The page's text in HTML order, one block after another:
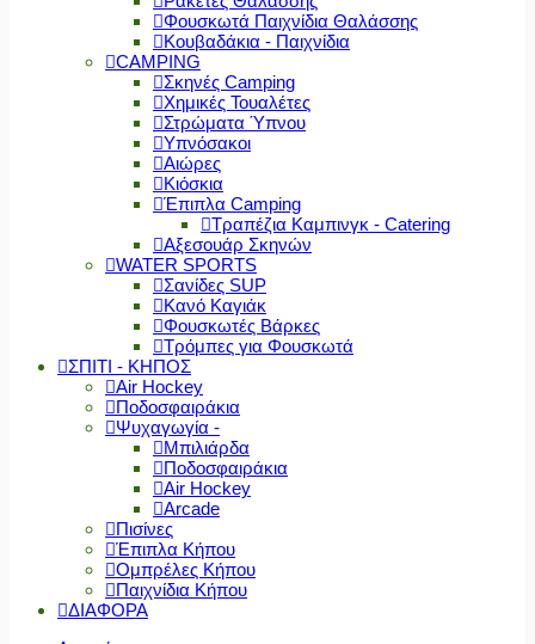
Φουσκωτά Παιχνίδια Θαλάσσης
Κουβαδάκια - Παιχνίδια
CAMPING
Σκηνές Camping
Χημικές Τουαλέτες
Στρώματα Ύπνου
Υπνόσακοι
Αιώρες
Κιόσκια
Έπιπλα Camping
Τραπέζια Καμπινγκ - Catering
Αξεσουάρ Σκηνών
WATER SPORTS
Σανίδες SUP
Κανό Καγιάκ
Φουσκωτές Βάρκες
Τρόμπες για Φουσκωτά
ΣΠΙΤΙ - ΚΗΠΟΣ
Air Hockey
Ποδοσφαιράκια
Ψυχαγωγία -
Μπιλιάρδα
Ποδοσφαιράκια
Air Hockey
Arcade
Πισίνες
Έπιπλα Κήπου
Ομπρέλες Κήπου
Παιχνίδια Κήπου
ΔΙΑΦΟΡΑ